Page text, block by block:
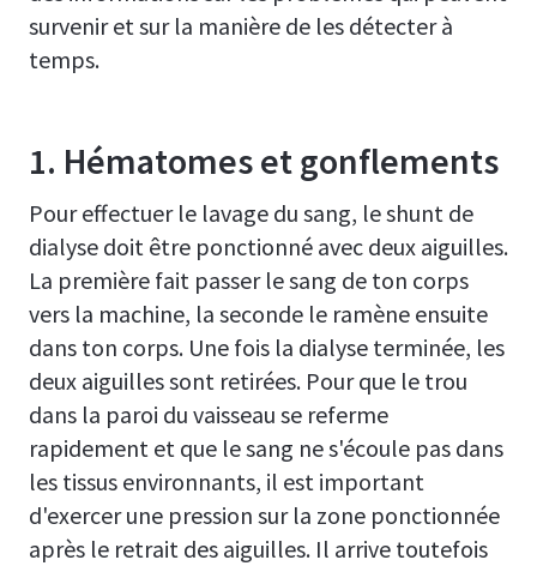
survenir et sur la manière de les détecter à
temps.
1. Hématomes et gonflements
Pour effectuer le lavage du sang, le shunt de
dialyse doit être ponctionné avec deux aiguilles.
La première fait passer le sang de ton corps
vers la machine, la seconde le ramène ensuite
dans ton corps. Une fois la dialyse terminée, les
deux aiguilles sont retirées. Pour que le trou
dans la paroi du vaisseau se referme
rapidement et que le sang ne s'écoule pas dans
les tissus environnants, il est important
d'exercer une pression sur la zone ponctionnée
après le retrait des aiguilles. Il arrive toutefois